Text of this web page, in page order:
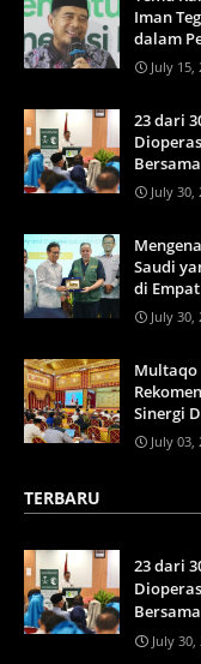
Iman
dalam
July 15,
23 dari
July 30,
Saudi
di
July 30,
Multaqo
Sinergi
July 03,
TERBARU
23 dari
July 30,